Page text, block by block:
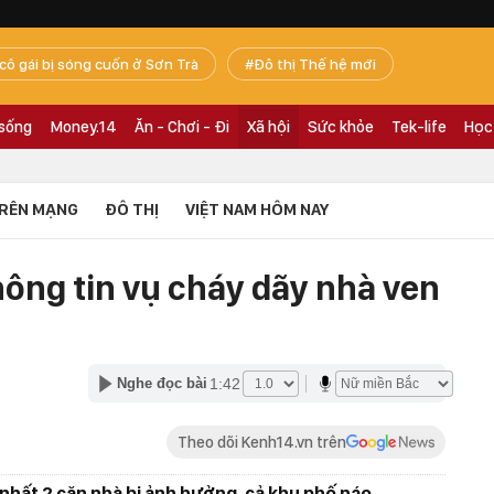
gái bị sóng cuốn ở Sơn Trà Đô thị Thế hệ mới
Money.14 Ăn - Chơi - Đi Xã hội Sức khỏe Tek-life
MẠNG ĐÔ THỊ VIỆT NAM HÔM NAY
tin vụ cháy dãy nhà ven
Nghe đọc bài 1:42
Theo dõi Kenh14.vn trên